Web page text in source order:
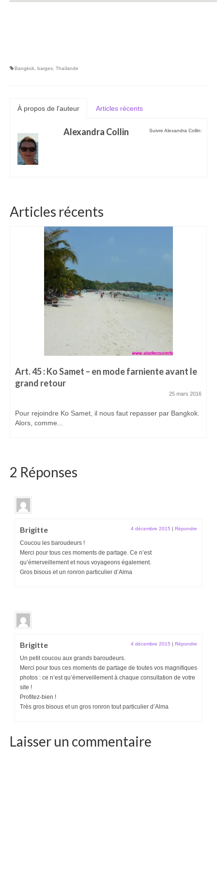
Bangkok barges Thaïlande
À propos de l'auteur Articles récents
Suivre Alexandra Collin:
Alexandra Collin
Articles récents
Art. 45 : Ko Samet – en mode farniente avant le
grand retour
25 mars 2016
Pour rejoindre Ko Samet, il nous faut repasser par Bangkok.
Alors, comme...
2 Réponses
Brigitte 4 décembre 2015 | Répondre
Coucou les baroudeurs !
Merci pour tous ces moments de partage. Ce n’est
qu’émerveillement et nous voyageons également.
Gros bisous et un ronron particulier d’Alma
Brigitte 4 décembre 2015 | Répondre
Un petit coucou aux grands baroudeurs.
Merci pour tous ces moments de partage de toutes vos magnifiques
photos : ce n’est qu’émerveillement à chaque consultation de votre
site !
Profitez-bien !
Très gros bisous et un gros ronron tout particulier d’Alma
Laisser un commentaire